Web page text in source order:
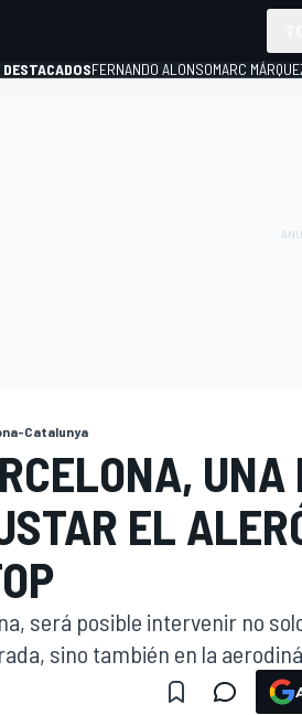
FERNANDO ALONSOMARC
Catalunya
EL
será posible intervenir no
sino también en la